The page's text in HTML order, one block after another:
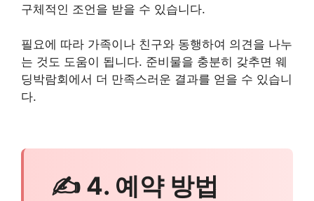
구체적인 조언을 받을 수 있습니다.
필요에 따라 가족이나 친구와 동행하여 의견을 나누
는 것도 도움이 됩니다. 준비물을 충분히 갖추면 웨
딩박람회에서 더 만족스러운 결과를 얻을 수 있습니
다.
✍ 4. 예약 방법